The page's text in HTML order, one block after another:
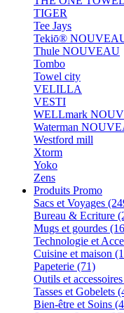
TIGER
Tee Jays
Tekiō®
Thule NOUVEAU
Tombo
Towel city
VELILLA
VESTI
WELLmark
Waterman
Westford mill
Xtorm
Yoko
Zens
Produits Promo
Sacs et Voyages
Bureau & Ecriture
Mugs et gourdes
Technologie et
Cuisine et maison
Papeterie (71)
Outils et
Tasses et Gobelets
Bien-être et Soins